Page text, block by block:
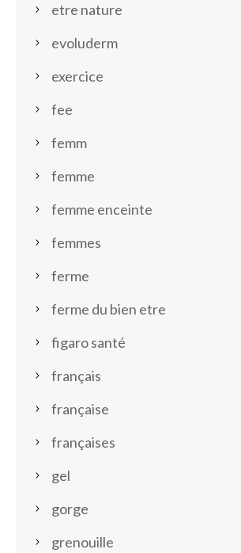
etre nature
evoluderm
exercice
fee
femm
femme
femme enceinte
femmes
ferme
ferme du bien etre
figaro santé
français
française
françaises
gel
gorge
grenouille